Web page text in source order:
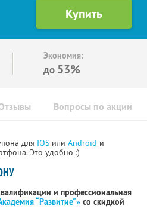
Экономия:
до 53%
Вопросы по акции
для IOS или Android и
Это удобно :)
и профессиональная
“Развитие"» со скидкой